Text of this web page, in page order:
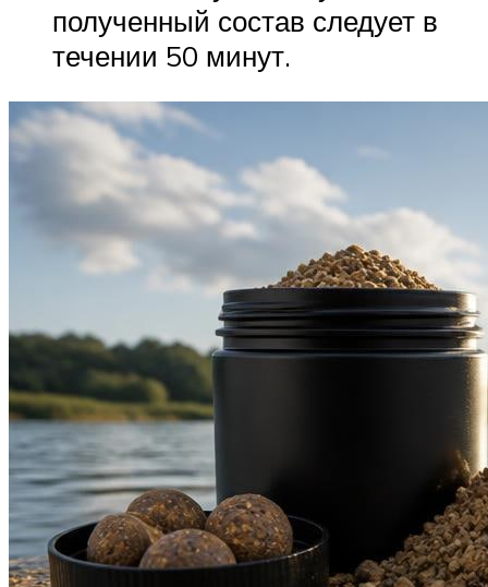
полученный состав следует в
течении 50 минут.